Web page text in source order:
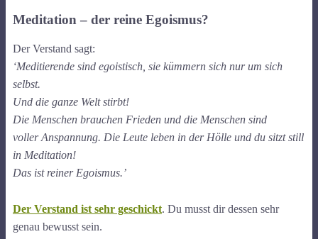
Meditation – der reine Egoismus?
Der Verstand sagt:
‘Meditierende sind egoistisch, sie kümmern sich nur um sich
selbst.
Und die ganze Welt stirbt!
Die Menschen brauchen Frieden und die Menschen sind
voller Anspannung. Die Leute leben in der Hölle und du sitzt still
in Meditation!
Das ist reiner Egoismus.’
Der Verstand ist sehr geschickt. Du musst dir dessen sehr
genau bewusst sein.